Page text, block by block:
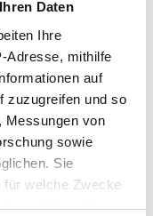
Daten
Ihre
Adresse, mithilfe
auf
zuzugreifen und so
Messungen von
sowie
Sie
für welche Zwecke
über die